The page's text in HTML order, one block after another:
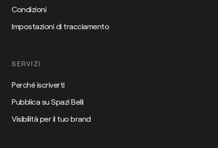
Condizioni
Impostazioni di tracciamento
SERVIZI
Perché iscriverti
Pubblica su Spazi Belli
Visibilità per il tuo brand